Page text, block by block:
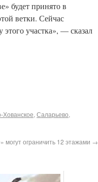
будет принято в
ветки. Сейчас
участка», — сказал
Хованское, Саларьево,
могут ограничить 12 этажами →